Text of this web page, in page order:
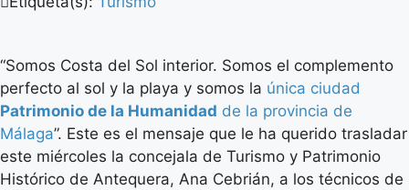
“Somos Costa del Sol interior. Somos el complemento
perfecto al sol y la playa y somos la única ciudad
Patrimonio de la Humanidad de la provincia de
Málaga”. Este es el mensaje que le ha querido trasladar
este miércoles la concejala de Turismo y Patrimonio
Histórico de Antequera, Ana Cebrián, a los técnicos de